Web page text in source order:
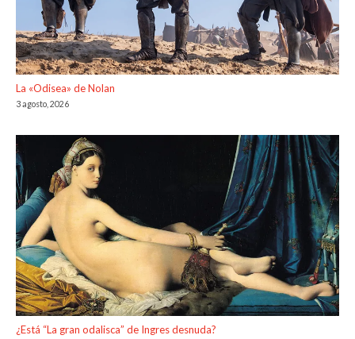
La «Odisea» de Nolan
3 agosto, 2026
¿Está “La gran odalisca” de Ingres desnuda?